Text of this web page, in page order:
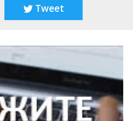
Tweet